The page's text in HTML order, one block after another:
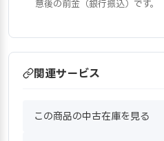
意後の前金（銀行振込）です。
関連サービス
この商品の中古在庫を見る